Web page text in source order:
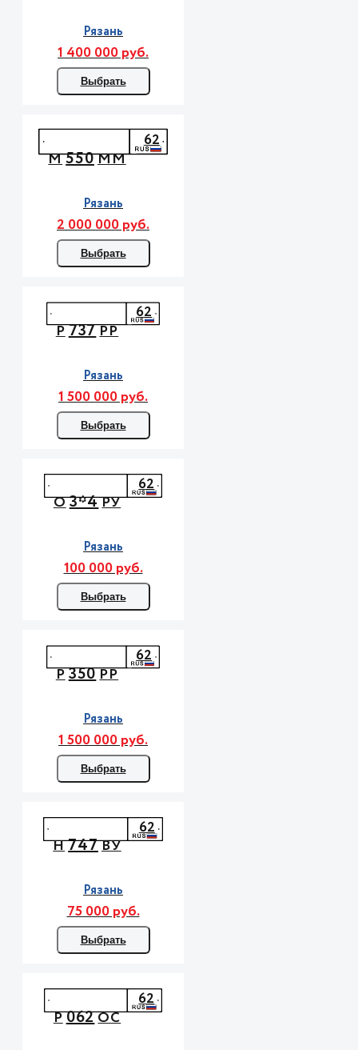
Рязань
1 400 000 руб.
Выбрать
М550ММ
62
Рязань
2 000 000 руб.
Выбрать
Р737РР
62
Рязань
1 500 000 руб.
Выбрать
О3*4РУ
62
Рязань
100 000 руб.
Выбрать
Р350РР
62
Рязань
1 500 000 руб.
Выбрать
Н747ВУ
62
Рязань
75 000 руб.
Выбрать
Р062ОС
62